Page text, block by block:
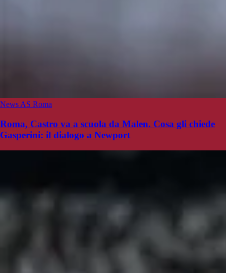
News AS Roma
Roma, Castro va a scuola da Malen. Cosa gli chiede
Gasperini: il dialogo a Newport